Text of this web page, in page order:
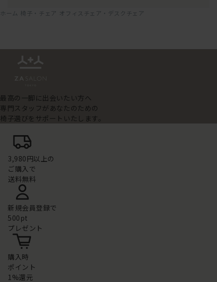
ホーム 椅子・チェア オフィスチェア・デスクチェア
最高の一脚に出会いたい方へ
専門スタッフがあなたのための
椅子選びをサポートいたします。
3,980円以上の
ご購入で
送料無料
新規会員登録で
500pt
プレゼント
購入時
ポイント
1%還元